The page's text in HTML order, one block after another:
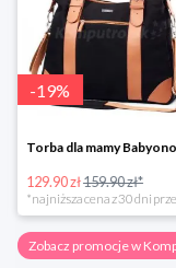
-19%
129.90 zł159.90 zł*
Zobacz promocje w